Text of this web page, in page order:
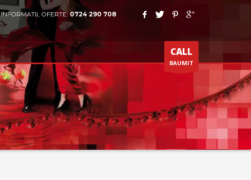
INFORMATII, OFERTE: 0724 290 708
CALL
BAUMIT